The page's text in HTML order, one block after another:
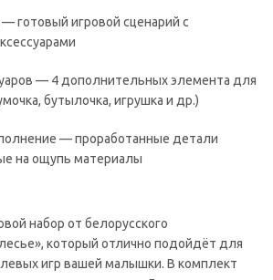
— готовый игровой сценарий с
— 4 дополнительных элемента для
бутылочка, игрушка и др.)
— проработанные детали
на ощупь материалы
набор от белорусского
который отлично подойдёт для
игр вашей малышки. В комплект